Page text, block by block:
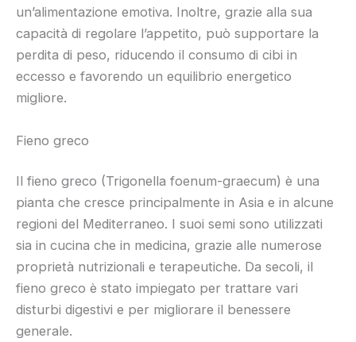
un’alimentazione emotiva. Inoltre, grazie alla sua
capacità di regolare l’appetito, può supportare la
perdita di peso, riducendo il consumo di cibi in
eccesso e favorendo un equilibrio energetico
migliore.
Fieno greco
Il fieno greco (Trigonella foenum-graecum) è una
pianta che cresce principalmente in Asia e in alcune
regioni del Mediterraneo. I suoi semi sono utilizzati
sia in cucina che in medicina, grazie alle numerose
proprietà nutrizionali e terapeutiche. Da secoli, il
fieno greco è stato impiegato per trattare vari
disturbi digestivi e per migliorare il benessere
generale.